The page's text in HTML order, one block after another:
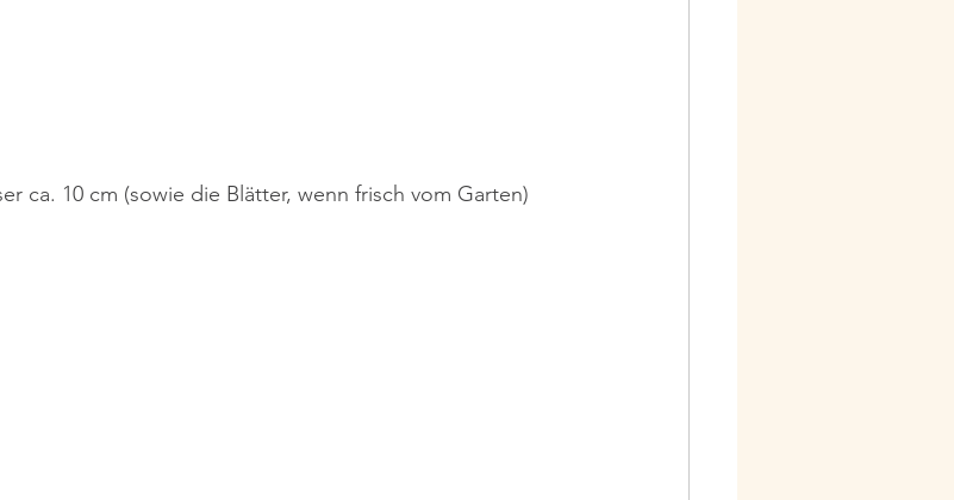
ca. 10 cm (sowie die Blätter, wenn frisch vom Garten)